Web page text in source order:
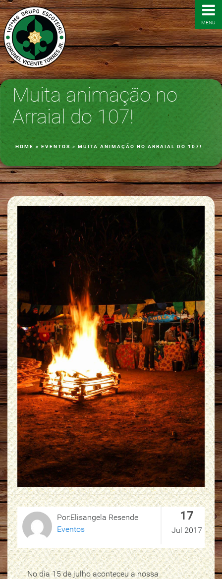
MENU
Muita animação no
Arraial do 107!
HOME » EVENTOS » MUITA ANIMAÇÃO NO ARRAIAL DO 107!
Por:Elisangela Resende
Eventos
17
Jul 2017
No dia 15 de julho aconteceu a nossa